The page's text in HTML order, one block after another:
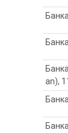
an),